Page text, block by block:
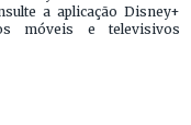
a aplicação Disney+
móveis e televisivos